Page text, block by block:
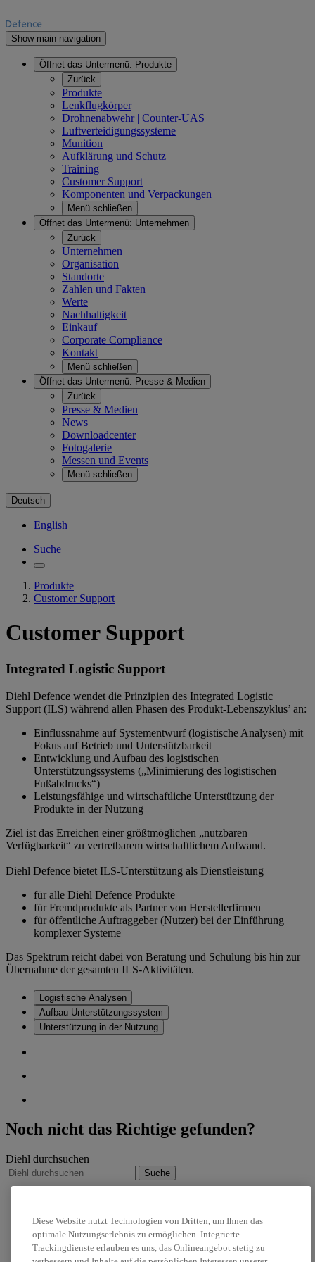
Show main navigation
Öffnet das Untermenü: Produkte
Zurück
Produkte
Lenkflugkörper
Drohnenabwehr | Counter-UAS
Luftverteidigungssysteme
Munition
Aufklärung und Schutz
Training
Customer Support
Komponenten und Verpackungen
Menü schließen
Öffnet das Untermenü: Unternehmen
Zurück
Unternehmen
Organisation
Standorte
Zahlen und Fakten
Werte
Nachhaltigkeit
Einkauf
Corporate Compliance
Kontakt
Menü schließen
Öffnet das Untermenü: Presse & Medien
Zurück
Presse & Medien
News
Downloadcenter
Fotogalerie
Messen und Events
Menü schließen
Deutsch
English
Suche
Produkte
Customer Support
Customer Support
Integrated Logistic Support
Diehl Defence wendet die Prinzipien des Integrated Logistic
Support (ILS) während allen Phasen des Produkt-Lebenszyklus’ an:
Einflussnahme auf Systementwurf (logistische Analysen) mit
Fokus auf Betrieb und Unterstützbarkeit
Entwicklung und Aufbau des logistischen
Unterstützungssystems („Minimierung des logistischen
Fußabdrucks“)
Leistungsfähige und wirtschaftliche Unterstützung der
Produkte in der Nutzung
Ziel ist das Erreichen einer größtmöglichen „nutzbaren
Verfügbarkeit“ zu vertretbarem wirtschaftlichem Aufwand.
Diehl Defence bietet ILS-Unterstützung als Dienstleistung
für alle Diehl Defence Produkte
für Fremdprodukte als Partner von Herstellerfirmen
für öffentliche Auftraggeber (Nutzer) bei der Einführung
komplexer Systeme
Das Spektrum reicht dabei von Beratung und Schulung bis hin zur
Übernahme der gesamten ILS-Aktivitäten.
Logistische Analysen
Aufbau Unterstützungssystem
Unterstützung in der Nutzung
Noch nicht das Richtige gefunden?
Diehl durchsuchen
Suche
Karriere
linkedin
Diese Website nutzt Technologien von Dritten, um Ihnen das
optimale Nutzungserlebnis zu ermöglichen. Integrierte
Trackingdienste erlauben es uns, das Onlineangebot stetig zu